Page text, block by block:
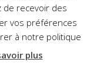
de recevoir des
vos préférences
à notre politique
plus